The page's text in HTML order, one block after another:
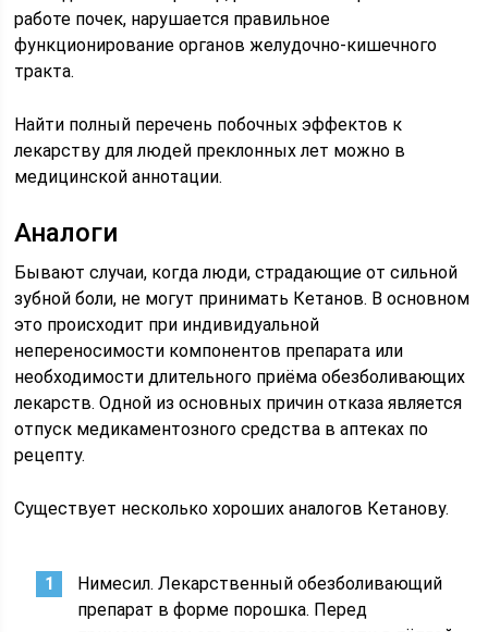
работе почек, нарушается правильное
функционирование органов желудочно-кишечного
тракта.
Найти полный перечень побочных эффектов к
лекарству для людей преклонных лет можно в
медицинской аннотации.
Аналоги
Бывают случаи, когда люди, страдающие от сильной
зубной боли, не могут принимать Кетанов. В основном
это происходит при индивидуальной
непереносимости компонентов препарата или
необходимости длительного приёма обезболивающих
лекарств. Одной из основных причин отказа является
отпуск медикаментозного средства в аптеках по
рецепту.
Существует несколько хороших аналогов Кетанову.
Нимесил. Лекарственный обезболивающий
препарат в форме порошка. Перед